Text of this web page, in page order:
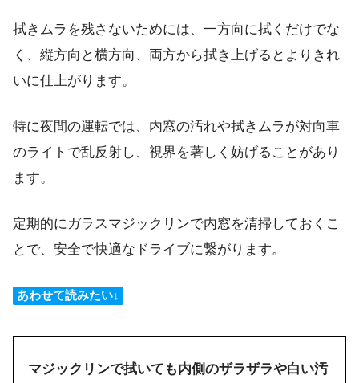
拭きムラを残さないためには、一方向に拭くだけでな
く、縦方向と横方向、両方から拭き上げるとよりきれ
いに仕上がります。
特に夜間の運転では、内窓の汚れや拭きムラが対向車
のライトで乱反射し、視界を著しく妨げることがあり
ます。
定期的にガラスマジックリンで内窓を清掃しておくこ
とで、安全で快適なドライブに繋がります。
あわせて読みたい↓
マジックリンで拭いても内側のザラザラや白い汚